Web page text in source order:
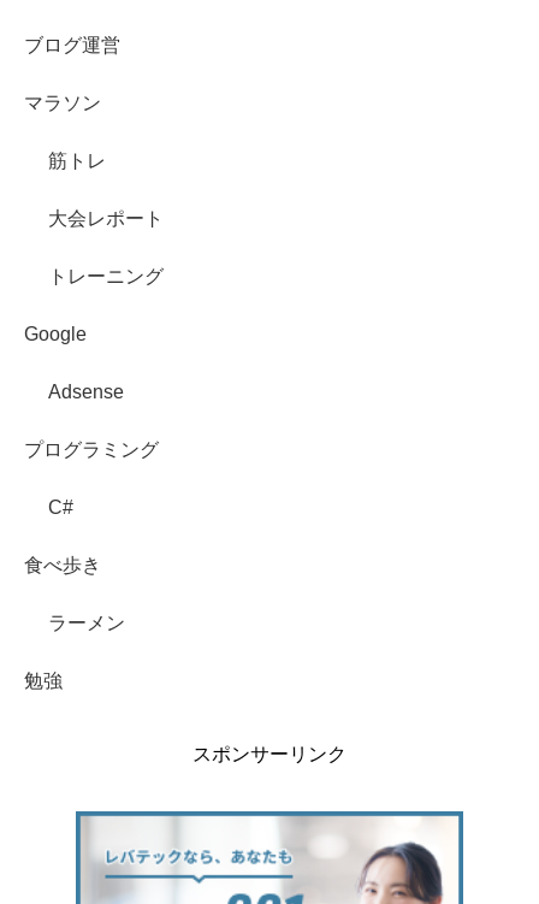
ブログ運営
マラソン
筋トレ
大会レポート
トレーニング
Google
Adsense
プログラミング
C#
食べ歩き
ラーメン
勉強
スポンサーリンク